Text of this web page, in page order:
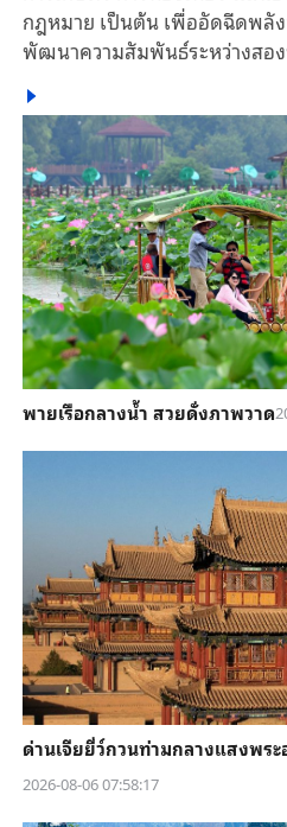
กฎหมาย เป็นต้น เพื่ออัดฉีดพลั
พัฒนาความสัมพันธ์ระหว่างสอ
พายเรือกลางน้ำ สวยดั่งภาพวาด
ด่านเจียยี่ว์กวนท่ามกลางแสงพร
2026-08-06 07:58:17